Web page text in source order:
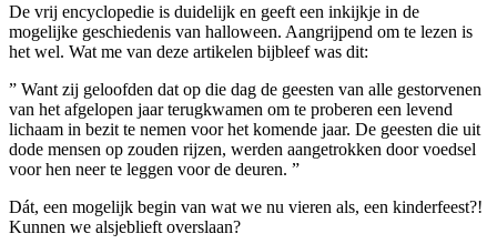
De vrij encyclopedie is duidelijk en geeft een inkijkje in de
mogelijke geschiedenis van halloween. Aangrijpend om te lezen is
het wel. Wat me van deze artikelen bijbleef was dit:
” Want zij geloofden dat op die dag de geesten van alle gestorvenen
van het afgelopen jaar terugkwamen om te proberen een levend
lichaam in bezit te nemen voor het komende jaar. De geesten die uit
dode mensen op zouden rijzen, werden aangetrokken door voedsel
voor hen neer te leggen voor de deuren. ”
Dát, een mogelijk begin van wat we nu vieren als, een kinderfeest?!
Kunnen we alsjeblieft overslaan?